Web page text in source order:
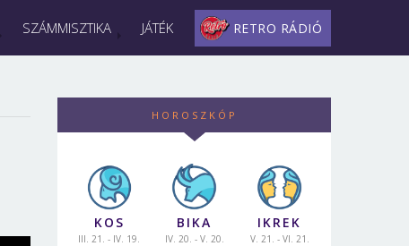
SZÁMMISZTIKA JÁTÉK RETRO RÁDIÓ
HOROSZKÓP
KOS
III. 21. - IV. 19.
BIKA
IV. 20. - V. 20.
IKREK
V. 21. - VI. 21.